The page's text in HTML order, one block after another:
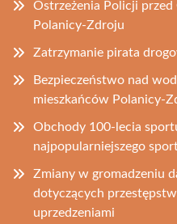
Ostrzeżenia Policji
Polanicy-Zdroju
Zatrzymanie pirata
Bezpieczeństwo nad
mieszkańców Polanicy-
Obchody 100-lecia
najpopularniejszego
Zmiany w gromadzeniu
dotyczących
uprzedzeniami